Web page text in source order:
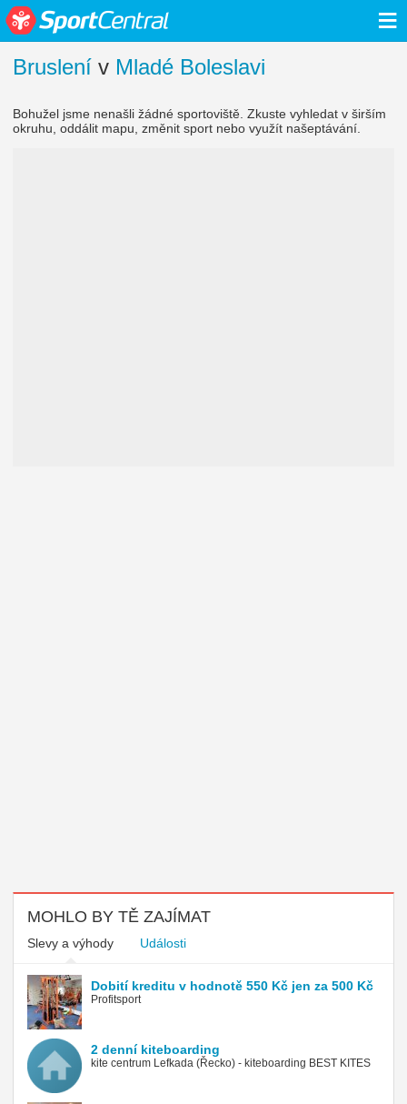
≡
Bruslení v Mladé Boleslavi
Bohužel jsme nenašli žádné sportoviště. Zkuste vyhledat v širším
okruhu, oddálit mapu, změnit sport nebo využít našeptávání.
MOHLO BY TĚ ZAJÍMAT
Slevy a výhody Události
Dobití kreditu v hodnotě 550 Kč jen za 500 Kč
Profitsport
2 denní kiteboarding
kite centrum Lefkada (Řecko) - kiteboarding BEST KITES